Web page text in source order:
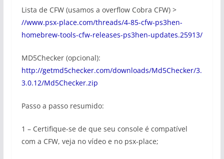
Lista de CFW (usamos a overflow Cobra CFW) >
//www.psx-place.com/threads/4-85-cfw-ps3hen-
homebrew-tools-cfw-releases-ps3hen-updates.25913/
MD5Checker (opcional):
http://getmd5checker.com/downloads/Md5Checker/3.
3.0.12/Md5Checker.zip
Passo a passo resumido:
1 – Certifique-se de que seu console é compatível
com a CFW, veja no vídeo e no psx-place;